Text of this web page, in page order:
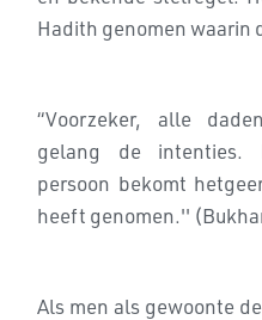
“Voorzeker, alle
gelang de intenties.
persoon bekomt
heeft genomen.''
Als men als gewoonte